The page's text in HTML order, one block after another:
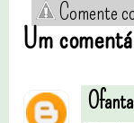
Comente
Um